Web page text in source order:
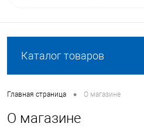
Каталог товаров
Главная страница • О магазине
О магазине